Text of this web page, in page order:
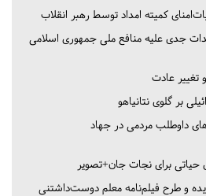
کمیته امداد توسط رهبر انقلاب
جدی علیه منافع ملی جمهوری اسلامی
تغییر عادت
بر گلوی نتانیاهو
داوطلب مردمی در جهاد
برای نجات جان+تصویر
و طرح فیلم‌نامه معلم دوست‌داشتنی